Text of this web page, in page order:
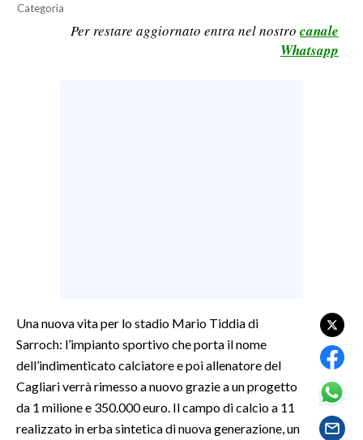
SPORT IN SARDEGNA
SPETTACOLI
GOSSIP
Categoria
Per restare aggiornato entra nel nostro canale
Whatsapp
Una nuova vita per lo stadio Mario Tiddia di
Sarroch: l’impianto sportivo che porta il nome
dell’indimenticato calciatore e poi allenatore del
Cagliari verrà rimesso a nuovo grazie a un progetto
da 1 milione e 350.000 euro. Il campo di calcio a 11
realizzato in erba sintetica di nuova generazione, un